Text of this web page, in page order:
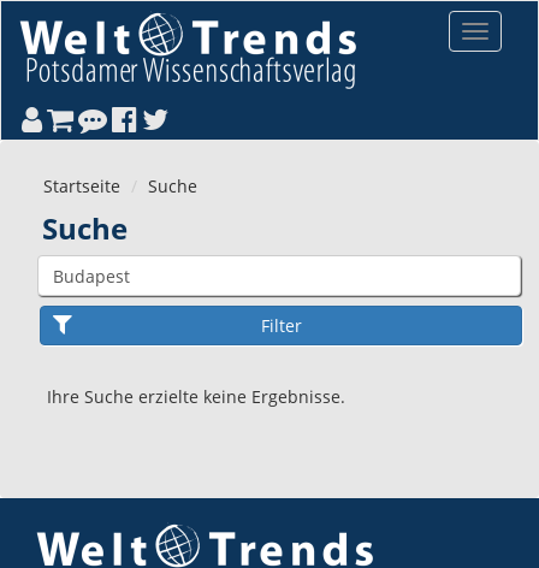
Toggle
Startseite Suche
Suche
Ihre Suche erzielte keine Ergebnisse.